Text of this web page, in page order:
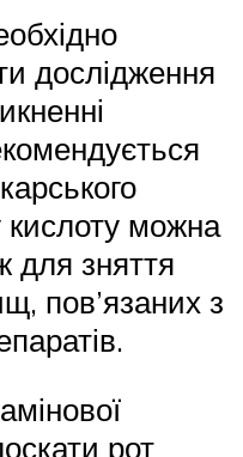
дослідження
кислоту можна
для зняття
пов’язаних з
рот